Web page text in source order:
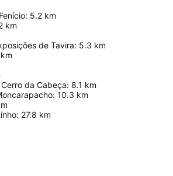
: 5.2 km
km
de Tavira: 5.3 km
km
da Cabeça: 8.1 km
: 10.3 km
: 27.8 km